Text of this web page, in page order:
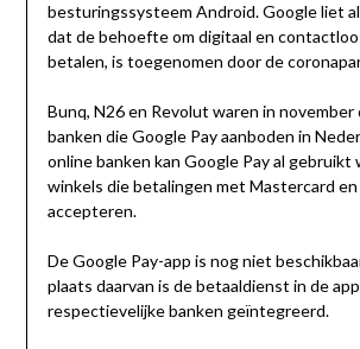
besturingssysteem Android. Google liet
dat de behoefte om digitaal en
betalen, is toegenomen door de
Bunq, N26 en Revolut waren in
banken die Google Pay aanboden in
online banken kan Google Pay al gebruikt
winkels die betalingen met Mastercard en
accepteren.
De Google Pay-app is nog niet
plaats daarvan is de betaaldienst in de
respectievelijke banken geïntegreerd.